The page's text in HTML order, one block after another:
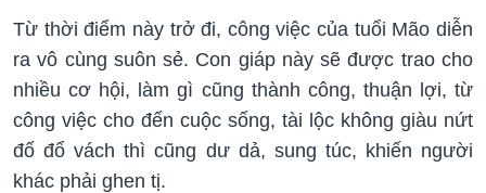
Từ thời điểm này trở đi, công việc của tuổi Mão diễn
ra vô cùng suôn sẻ. Con giáp này sẽ được trao cho
nhiều cơ hội, làm gì cũng thành công, thuận lợi, từ
công việc cho đến cuộc sống, tài lộc không giàu nứt
đố đổ vách thì cũng dư dả, sung túc, khiến người
khác phải ghen tị.